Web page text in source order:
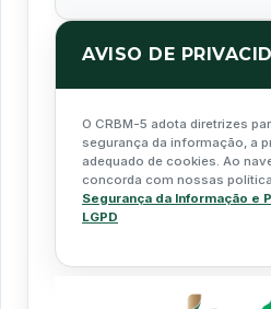
AVISO DE
O CRBM-5 adota diretrizes
segurança da informação, a
adequado de cookies. Ao
concorda com nossas
Segurança da Informação e
LGPD